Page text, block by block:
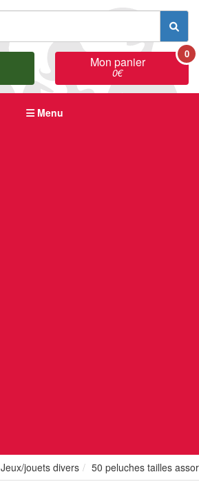
Mon panier
0€
0
Menu
Jeux/jouets divers 50 peluches tailles